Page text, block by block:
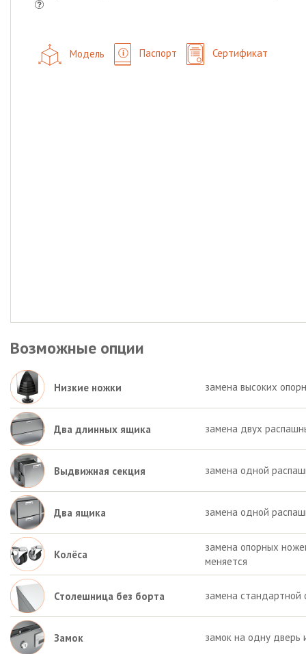
Модель Паспорт Сертификат
Возможные опции
Низкие ножки замена высоких
Два длинных ящика замена двух
Выдвижная секция замена одной
Два ящика замена одной
Колёса
замена опорных
меняется
Столешница без борта замена стандартной
Замок замок на одну дверь